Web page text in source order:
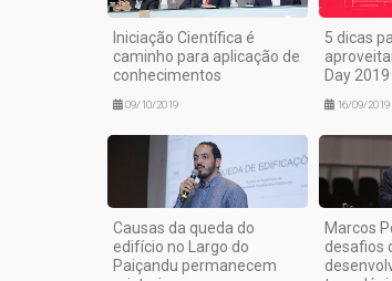
Iniciação Científica é
caminho para aplicação de
conhecimentos
09/10/2019
5 dicas
Day 2019
16/09/2019
Causas da queda do
edifício no Largo do
Paiçandu permanecem
Marcos
desafios